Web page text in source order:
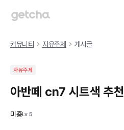
커뮤니티 자유주제 게시글
자유주제
아반떼 cn7 시트색 추천
미죵Lv 5